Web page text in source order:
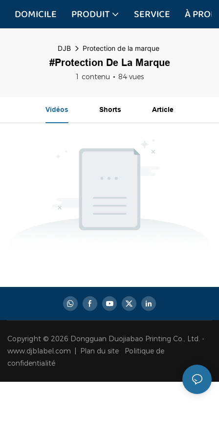
DOMICILE PRODUIT SERVICE À
DJB Protection de la marque
#Protection De La Marque
1 contenu 84 vues
Vidéos Shorts Article
Copyright © 2026 Dongguan Duojiabao Printing Co., Ltd. -
www.djblabel.com |
Plan du site
Politique de
confidentialité